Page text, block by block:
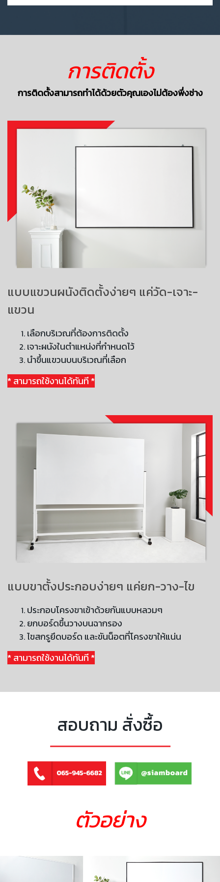
การติดตั้ง
การติดตั้งสามารถทำได้ด้วยตัวคุณเองไม่ต้องพึ่งช่าง
แบบแขวนผนังติดตั้งง่ายๆ แค่วัด-เจาะ-
แขวน
เลือกบริเวณที่ต้องการติดตั้ง
เจาะผนังในตำแหน่งที่กำหนดไว้
นำขึ้นแขวนบนบริเวณที่เลือก
* สามารถใช้งานได้ทันที *
แบบขาตั้งประกอบง่ายๆ แค่ยก-วาง-ไข
ประกอบโครงขาเข้าด้วยกันแบบหลวมๆ
ยกบอร์ดขึ้นวางบนฉากรอง
ไขสกรูยึดบอร์ด และขันน็อตที่โครงขาให้แน่น
* สามารถใช้งานได้ทันที *
สอบถาม สั่งซื้อ
ตัวอย่าง